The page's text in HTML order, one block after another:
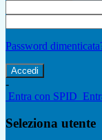
Password
-
Entra con SPID
Seleziona utente